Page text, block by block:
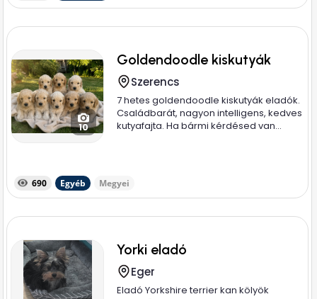
10
Goldendoodle kiskutyák
Szerencs
7 hetes goldendoodle kiskutyák eladók.
Családbarát, nagyon intelligens, kedves
kutyafajta. Ha bármi kérdésed van...
690 Egyéb Megyei
Yorki eladó
Eger
Eladó Yorkshire terrier kan kölyök